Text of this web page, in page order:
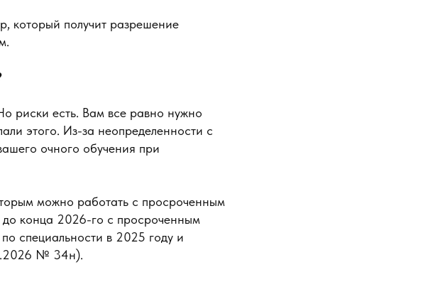
который получит разрешение
риски есть. Вам все равно нужно
этого. Из-за неопределенности с
очного обучения при
можно работать с просроченным
до конца 2026-го с просроченным
специальности в 2025 году и
№ 34н).